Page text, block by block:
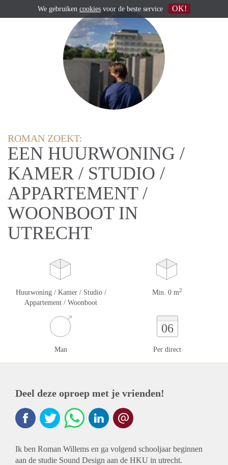
ROMAN ZOEKT:
EEN HUURWONING /
KAMER / STUDIO /
APPARTEMENT /
WOONBOOT IN
UTRECHT
Huurwoning / Kamer / Studio /
Appartement / Woonboot
Min. 0 m2
Man
06
Per direct
Deel deze oproep met je vrienden!
Ik ben Roman Willems en ga volgend schooljaar beginnen
aan de studie Sound Design aan de HKU in utrecht.
We gebruiken cookies voor de beste service OK!